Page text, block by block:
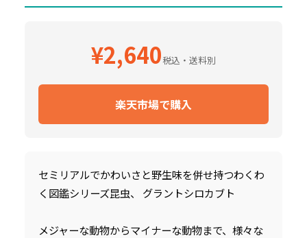
¥2,640税込・送料別
楽天市場で購入
セミリアルでかわいさと野生味を併せ持つわくわ
く図鑑シリーズ昆虫、 グラントシロカブト
メジャーな動物からマイナーな動物まで、様々な